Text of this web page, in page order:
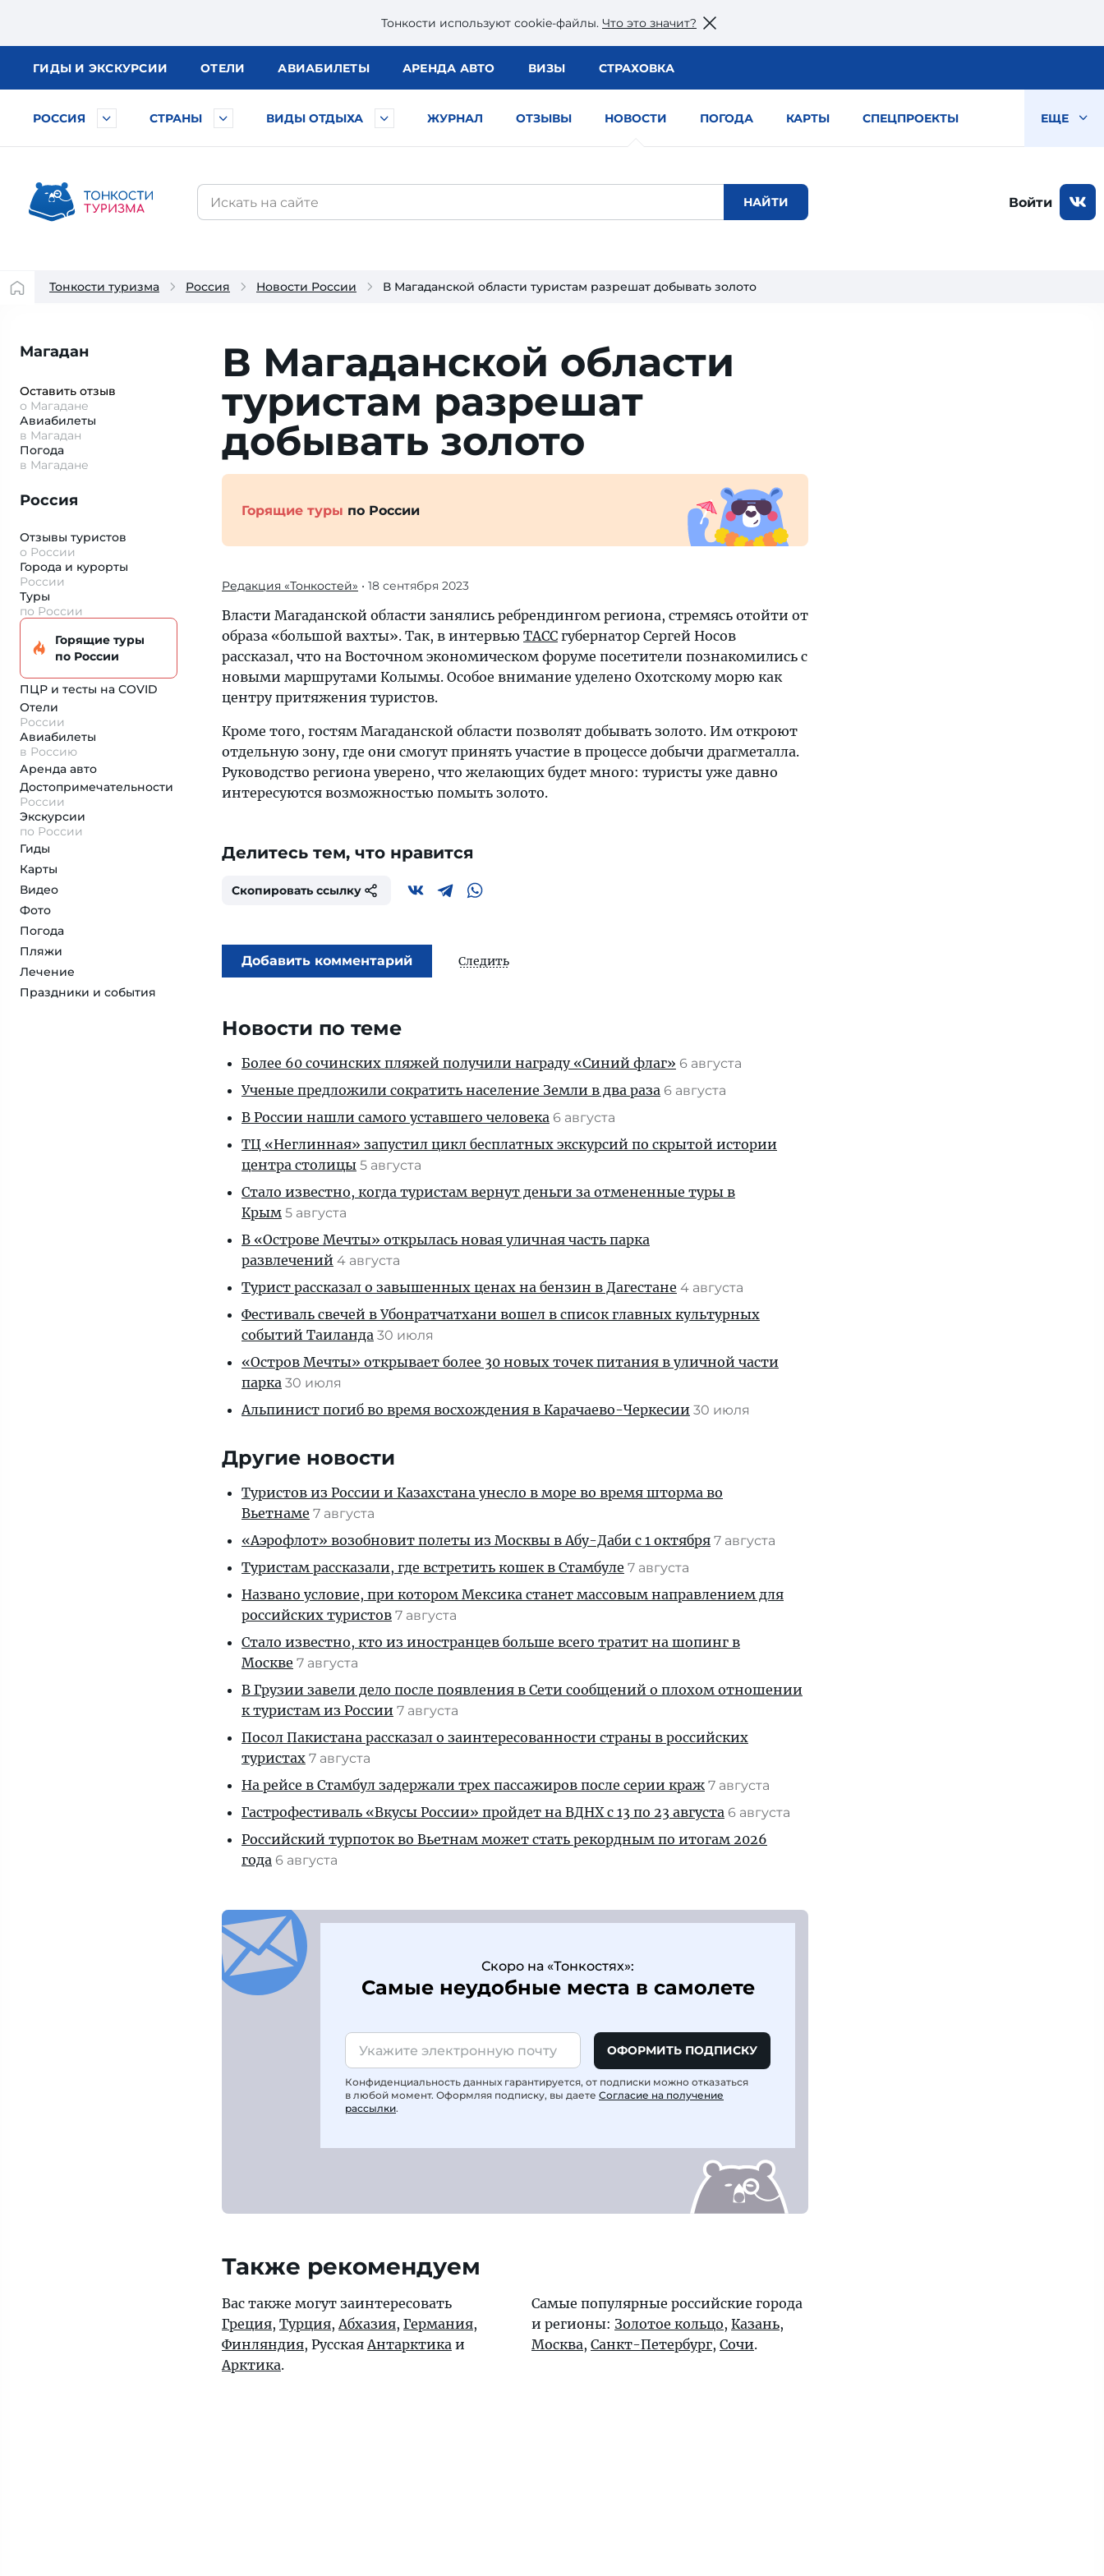
Тонкости используют сookie-файлы. Что это значит?
ГИДЫ И ЭКСКУРСИИ ОТЕЛИ АВИАБИЛЕТЫ АРЕНДА АВТО ВИЗЫ СТРАХОВКА
РОССИЯ СТРАНЫ ВИДЫ ОТДЫХА ЖУРНАЛ ОТЗЫВЫ НОВОСТИ ПОГОДА КАРТЫ СПЕЦПРОЕКТЫ ЕЩЕ
Войти
Тонкости туризма Россия Новости России В Магаданской области туристам разрешат добывать золото
Магадан
Оставить отзыв
о Магадане
Авиабилеты
в Магадан
Погода
в Магадане
Россия
Отзывы туристов
о России
Города и курорты
России
Туры
по России
Горящие туры
по России
ПЦР и тесты на COVID
Отели
России
Авиабилеты
в Россию
Аренда авто
Достопримеча­тельности
России
Экскурсии
по России
Гиды
Карты
Видео
Фото
Погода
Пляжи
Лечение
Праздники и события
В Магаданской области
туристам разрешат
добывать золото
Горящие туры по России
Редакция «Тонкостей» • 18 сентября 2023
Власти Магаданской области занялись ребрендингом региона, стремясь отойти от
образа «большой вахты». Так, в интервью ТАСС губернатор Сергей Носов
рассказал, что на Восточном экономическом форуме посетители познакомились с
новыми маршрутами Колымы. Особое внимание уделено Охотскому морю как
центру притяжения туристов.
Кроме того, гостям Магаданской области позволят добывать золото. Им откроют
отдельную зону, где они смогут принять участие в процессе добычи драгметалла.
Руководство региона уверено, что желающих будет много: туристы уже давно
интересуются возможностью помыть золото.
Делитесь тем, что нравится
Скопировать ссылку
Добавить комментарий Следить
Новости по теме
Более 60 сочинских пляжей получили награду «Синий флаг» 6 августа
Ученые предложили сократить население Земли в два раза 6 августа
В России нашли самого уставшего человека 6 августа
ТЦ «Неглинная» запустил цикл бесплатных экскурсий по скрытой истории
центра столицы 5 августа
Стало известно, когда туристам вернут деньги за отмененные туры в
Крым 5 августа
В «Острове Мечты» открылась новая уличная часть парка
развлечений 4 августа
Турист рассказал о завышенных ценах на бензин в Дагестане 4 августа
Фестиваль свечей в Убонратчатхани вошел в список главных культурных
событий Таиланда 30 июля
«Остров Мечты» открывает более 30 новых точек питания в уличной части
парка 30 июля
Альпинист погиб во время восхождения в Карачаево-Черкесии 30 июля
Другие новости
Туристов из России и Казахстана унесло в море во время шторма во
Вьетнаме 7 августа
«Аэрофлот» возобновит полеты из Москвы в Абу-Даби с 1 октября 7 августа
Туристам рассказали, где встретить кошек в Стамбуле 7 августа
Названо условие, при котором Мексика станет массовым направлением для
российских туристов 7 августа
Стало известно, кто из иностранцев больше всего тратит на шопинг в
Москве 7 августа
В Грузии завели дело после появления в Сети сообщений о плохом отношении
к туристам из России 7 августа
Посол Пакистана рассказал о заинтересованности страны в российских
туристах 7 августа
На рейсе в Стамбул задержали трех пассажиров после серии краж 7 августа
Гастрофестиваль «Вкусы России» пройдет на ВДНХ с 13 по 23 августа 6 августа
Российский турпоток во Вьетнам может стать рекордным по итогам 2026
года 6 августа
Скоро на «Тонкостях»:
Самые неудобные места в самолете
ОФОРМИТЬ ПОДПИСКУ
Конфиденциальность данных гарантируется, от подписки можно отказаться
в любой момент. Оформляя подписку, вы даете Согласие на получение
рассылки.
Также рекомендуем
Вас также могут заинтересовать
Греция, Турция,Абхазия, Германия,
Финляндия, РусскаяАнтарктика и
Арктика.
Самые популярные российские города
и регионы: Золотое кольцо, Казань,
Москва, Санкт-Петербург, Сочи.